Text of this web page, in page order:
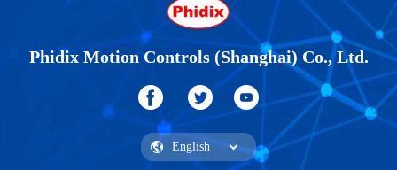
Phidix Motion Controls (Shanghai) Co., Ltd.